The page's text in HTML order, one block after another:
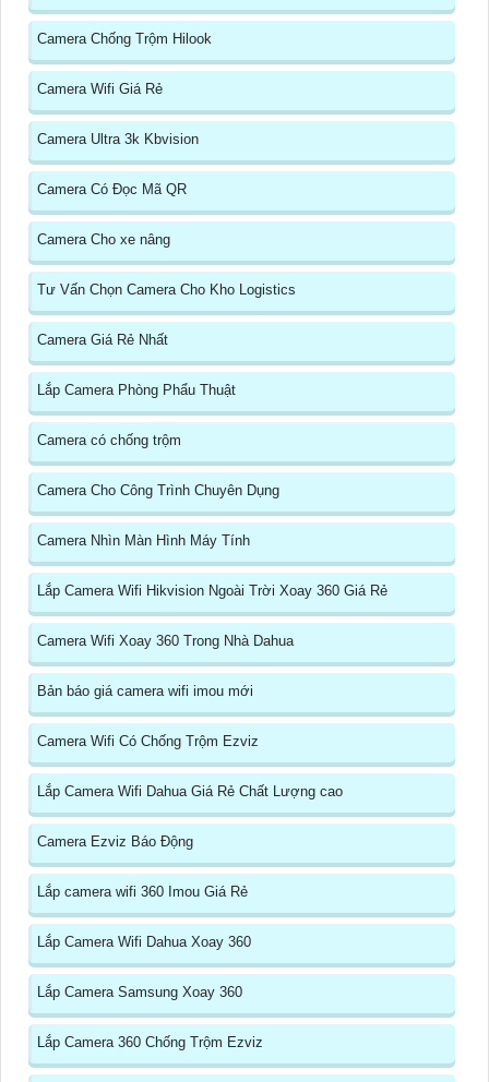
Camera Chống Trộm Hilook
Camera Wifi Giá Rẻ
Camera Ultra 3k Kbvision
Camera Có Đọc Mã QR
Camera Cho xe nâng
Tư Vấn Chọn Camera Cho Kho Logistics
Camera Giá Rẻ Nhất
Lắp Camera Phòng Phẩu Thuật
Camera có chống trộm
Camera Cho Công Trình Chuyên Dụng
Camera Nhìn Màn Hình Máy Tính
Lắp Camera Wifi Hikvision Ngoài Trời Xoay 360 Giá Rẻ
Camera Wifi Xoay 360 Trong Nhà Dahua
Bản báo giá camera wifi imou mới
Camera Wifi Có Chống Trộm Ezviz
Lắp Camera Wifi Dahua Giá Rẻ Chất Lượng cao
Camera Ezviz Báo Động
Lắp camera wifi 360 Imou Giá Rẻ
Lắp Camera Wifi Dahua Xoay 360
Lắp Camera Samsung Xoay 360
Lắp Camera 360 Chống Trộm Ezviz